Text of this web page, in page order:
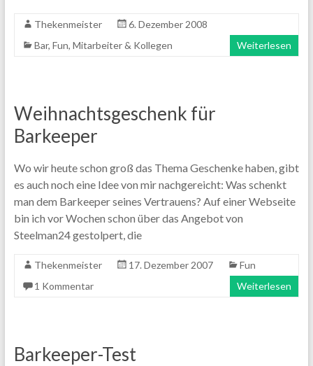
Thekenmeister
6. Dezember 2008
Bar, Fun, Mitarbeiter & Kollegen Weiterlesen
Weihnachtsgeschenk für
Barkeeper
Wo wir heute schon groß das Thema Geschenke haben, gibt
es auch noch eine Idee von mir nachgereicht: Was schenkt
man dem Barkeeper seines Vertrauens? Auf einer Webseite
bin ich vor Wochen schon über das Angebot von
Steelman24 gestolpert, die
Thekenmeister 17. Dezember 2007
Fun
1 Kommentar
Weiterlesen
Barkeeper-Test